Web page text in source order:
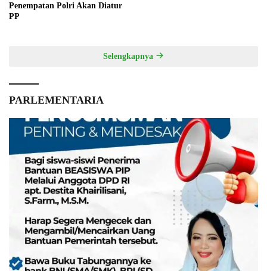
Penempatan Polri Akan Diatur
PP
Selengkapnya
PARLEMENTARIA